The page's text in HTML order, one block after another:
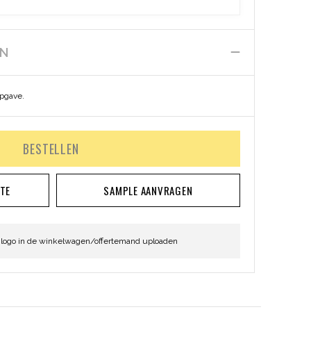
BESTELLEN
SAMPLE AANVRAGEN
in de winkelwagen/offertemand uploaden